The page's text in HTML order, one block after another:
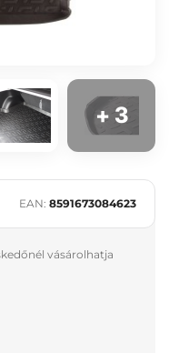
+ 3
EAN: 8591673084623
vásárolhatja